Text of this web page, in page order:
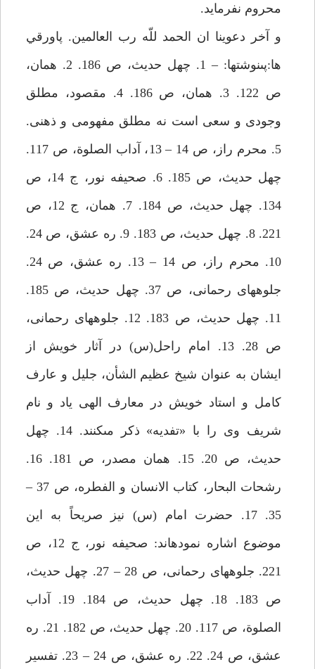
محروم نفرمايد.
و آخر دعوينا ان الحمد للّه رب العالمين. پاورقي
ها:پى‏نوشت‏ها: – 1. چهل حديث، ص 186. 2. همان،
ص 122. 3. همان، ص 186. 4. مقصود، مطلق
وجودى و سعى است نه مطلق مفهومى و ذهنى.
5. محرم راز، ص 14 – 13، آداب الصلوة، ص 117.
چهل حديث، ص 185. 6. صحيفه نور، ج 14، ص
134. چهل حديث، ص 184. 7. همان، ج 12، ص
221. 8. چهل حديث، ص 183. 9. ره عشق، ص 24.
10. محرم راز، ص 14 – 13. ره عشق، ص 24.
جلوه‏هاى رحمانى، ص 37. چهل حديث، ص 185.
11. چهل حديث، ص 183. 12. جلوه‏هاى رحمانى،
ص 28. 13. امام راحل(س) در آثار خويش از
ايشان به عنوان شيخ عظيم الشأن، جليل و عارف
كامل و استاد خويش در معارف الهى ياد و نام
شريف وى را با «تفديه» ذكر مى‏كنند. 14. چهل
حديث، ص 20. 15. همان مصدر، ص 181. 16.
رشحات البحار، كتاب الانسان و الفطره، ص 37 –
35. 17. حضرت امام (س) نيز صريحاً به اين
موضوع اشاره نموده‏اند: صحيفه نور، ج 12، ص
221. جلوه‏هاى رحمانى، ص 28 – 27. چهل حديث،
ص 183. 18. چهل حديث، ص 184. 19. آداب
الصلوة، ص 117. 20. چهل حديث، ص 182. 21. ره
عشق، ص 24. 22. ره عشق، ص 24 – 23. تفسير